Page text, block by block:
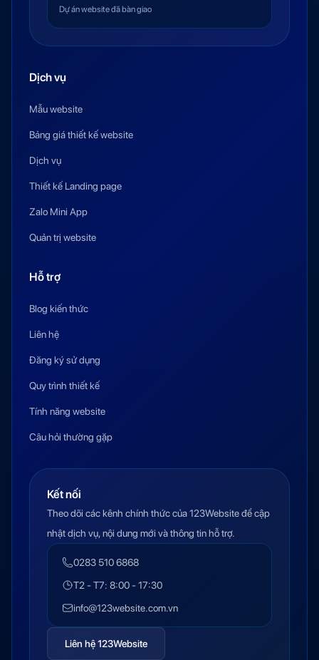
Dự án website đã bàn giao
Dịch vụ
Mẫu website
Bảng giá thiết kế website
Dịch vụ
Thiết kế Landing page
Zalo Mini App
Quản trị website
Hỗ trợ
Blog kiến thức
Liên hệ
Đăng ký sử dụng
Quy trình thiết kế
Tính năng website
Câu hỏi thường gặp
Kết nối
Theo dõi các kênh chính thức của 123Website để cập
nhật dịch vụ, nội dung mới và thông tin hỗ trợ.
0283 510 6868
T2 - T7: 8:00 - 17:30
info@123website.com.vn
Liên hệ 123Website